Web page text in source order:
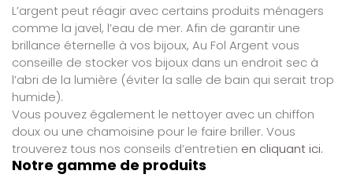
L’argent peut réagir avec certains produits ménagers
comme la javel, l’eau de mer. Afin de garantir une
brillance éternelle à vos bijoux, Au Fol Argent vous
conseille de stocker vos bijoux dans un endroit sec à
l’abri de la lumière (éviter la salle de bain qui serait trop
humide).
Vous pouvez également le nettoyer avec un chiffon
doux ou une chamoisine pour le faire briller. Vous
trouverez tous nos conseils d’entretien en cliquant ici.
Notre gamme de produits